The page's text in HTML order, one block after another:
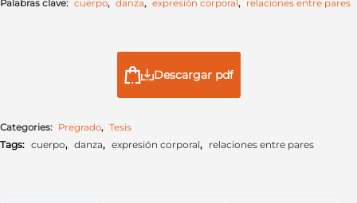
Palabras clave: cuerpo, danza, expresión corporal, relaciones entre pares
Descargar pdf
Categories: Pregrado, Tesis
Tags: cuerpo, danza, expresión corporal, relaciones entre pares